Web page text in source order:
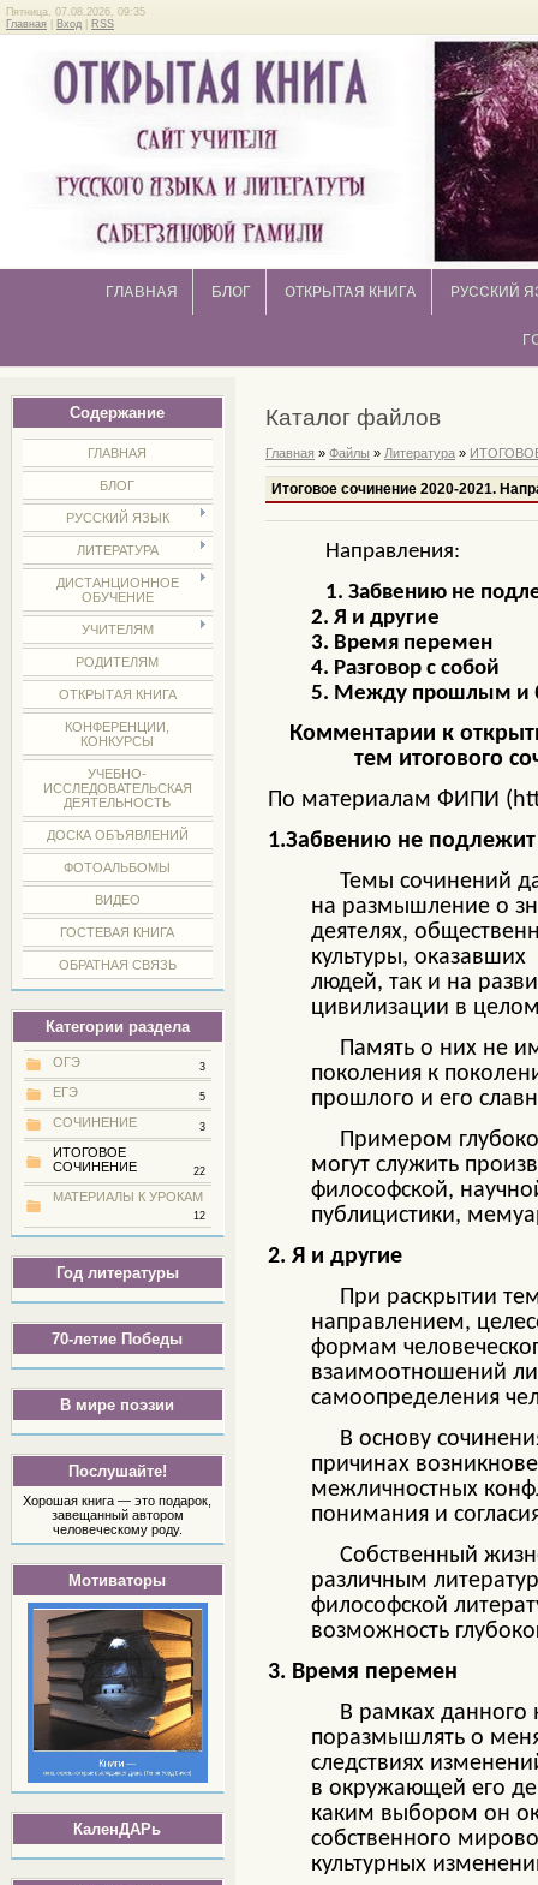
Пятница, 07.08.2026, 09:35
Главная
Вход RSS
ГЛАВНАЯ БЛОГ ОТКРЫТАЯ КНИГА РУССКИЙ
Содержание
ГЛАВНАЯ
БЛОГ
РУССКИЙ ЯЗЫК
ЛИТЕРАТУРА
ДИСТАНЦИОННОЕ
ОБУЧЕНИЕ
УЧИТЕЛЯМ
РОДИТЕЛЯМ
ОТКРЫТАЯ КНИГА
КОНФЕРЕНЦИИ,
КОНКУРСЫ
УЧЕБНО-
ИССЛЕДОВАТЕЛЬСКАЯ
ДЕЯТЕЛЬНОСТЬ
ДОСКА ОБЪЯВЛЕНИЙ
ФОТОАЛЬБОМЫ
ВИДЕО
ГОСТЕВАЯ КНИГА
ОБРАТНАЯ СВЯЗЬ
Категории раздела
ОГЭ 3
ЕГЭ 5
СОЧИНЕНИЕ 3
ИТОГОВОЕ
СОЧИНЕНИЕ
22
МАТЕРИАЛЫ К УРОКАМ
12
Год литературы
70-летие Победы
В мире поэзии
Послушайте!
Хорошая книга — это подарок,
завещанный автором
человеческому роду.
Мотиваторы
КаленДАРь
Каталог файлов
Главная »Файлы » Литература »
Итоговое сочинение 2020-2021.
Направления:
1. Забвению не
2. Я и другие
3. Время перемен
4. Разговор с собой
5. Между прошлым и
Комментарии к
тем итогового
По материалам ФИПИ
1.Забвению не подлежит
Темы сочинений
на размышление о
деятелях,
культуры,
людей, так и на
цивилизации в
Память о них не
поколения к
прошлого и его
Примером глубокого
могут служить
философской,
публицистики,
2. Я и другие
При раскрытии тем,
направлением,
формам
взаимоотношений
самоопределения
В основу сочинения
причинах
межличностных
понимания и
Собственный
различным
философской
возможность
3. Время перемен
В рамках данного
поразмышлять о
следствиях
в окружающей его
каким выбором он
собственного
культурных